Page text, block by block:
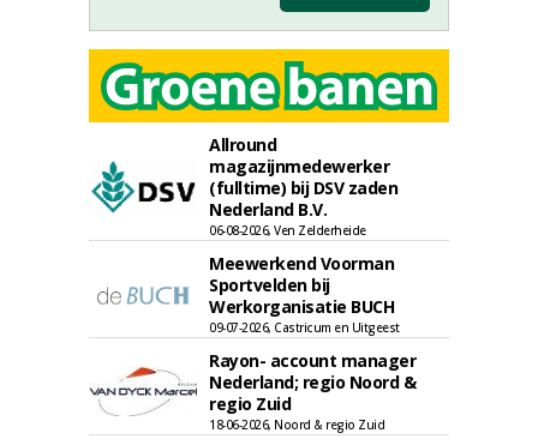
Allround
magazijnmedewerker
(fulltime) bij DSV zaden
Nederland B.V.
06-08-2026, Ven Zelderheide
Meewerkend Voorman
Sportvelden bij
Werkorganisatie BUCH
09-07-2026, Castricum en Uitgeest
Rayon- account manager
Nederland; regio Noord &
regio Zuid
18-06-2026, Noord & regio Zuid